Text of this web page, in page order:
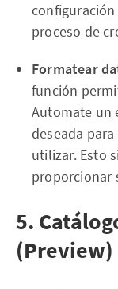
proceso de
Formatear
función
Automate un
deseada
utilizar. Esto
proporcionar
5.
(Preview)